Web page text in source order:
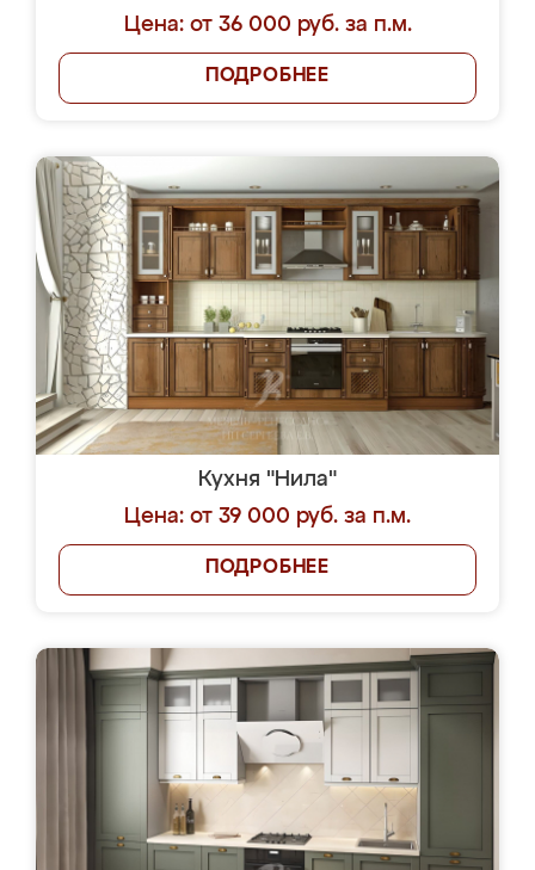
Цена: от 36 000 руб. за п.м.
ПОДРОБНЕЕ
Кухня "Нила"
Цена: от 39 000 руб. за п.м.
ПОДРОБНЕЕ